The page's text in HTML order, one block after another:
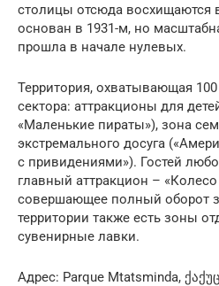
столицы отсюда восхищаются
основан в 1931-м, но
прошла в начале нулевых.
Территория, охватывающая 100
сектора: аттракционы для
«Маленькие пираты»), зона
экстремального досуга
с привидениями»). Гостей
главный аттракцион –
совершающее полный оборот
территории также есть зоны
сувенирные лавки.
Адрес: Parque Mtatsminda,